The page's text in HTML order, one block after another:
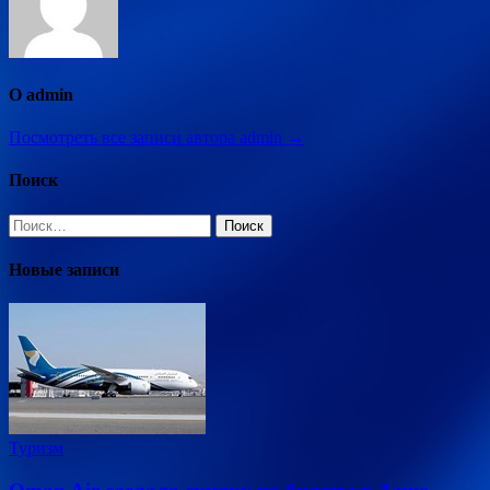
О admin
Посмотреть все записи автора admin →
Поиск
Найти:
Новые записи
Туризм